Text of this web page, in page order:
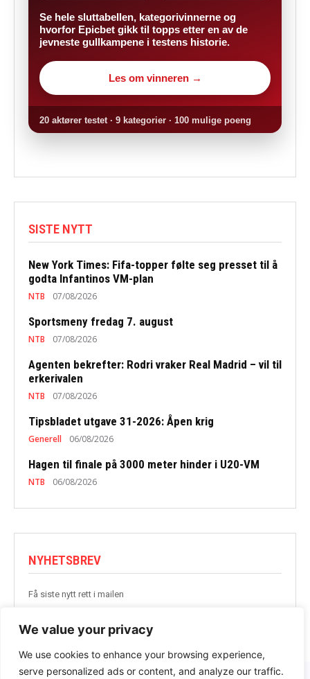
We value your privacy
We use cookies to enhance your browsing experience,
serve personalized ads or content, and analyze our traffic.
Se hele sluttabellen, kategorivinnerne og
hvorfor Epicbet gikk til topps etter en av de
jevneste gullkampene i testens historie.
Les om vinneren →
20 aktører testet · 9 kategorier · 100 mulige poeng
SISTE NYTT
New York Times: Fifa-topper følte seg presset til å
godta Infantinos VM-plan
NTB 07/08/2026
Sportsmeny fredag 7. august
NTB 07/08/2026
Agenten bekrefter: Rodri vraker Real Madrid – vil til
erkerivalen
NTB 07/08/2026
Tipsbladet utgave 31-2026: Åpen krig
Generell 06/08/2026
Hagen til finale på 3000 meter hinder i U20-VM
NTB 06/08/2026
NYHETSBREV
Få siste nytt rett i mailen